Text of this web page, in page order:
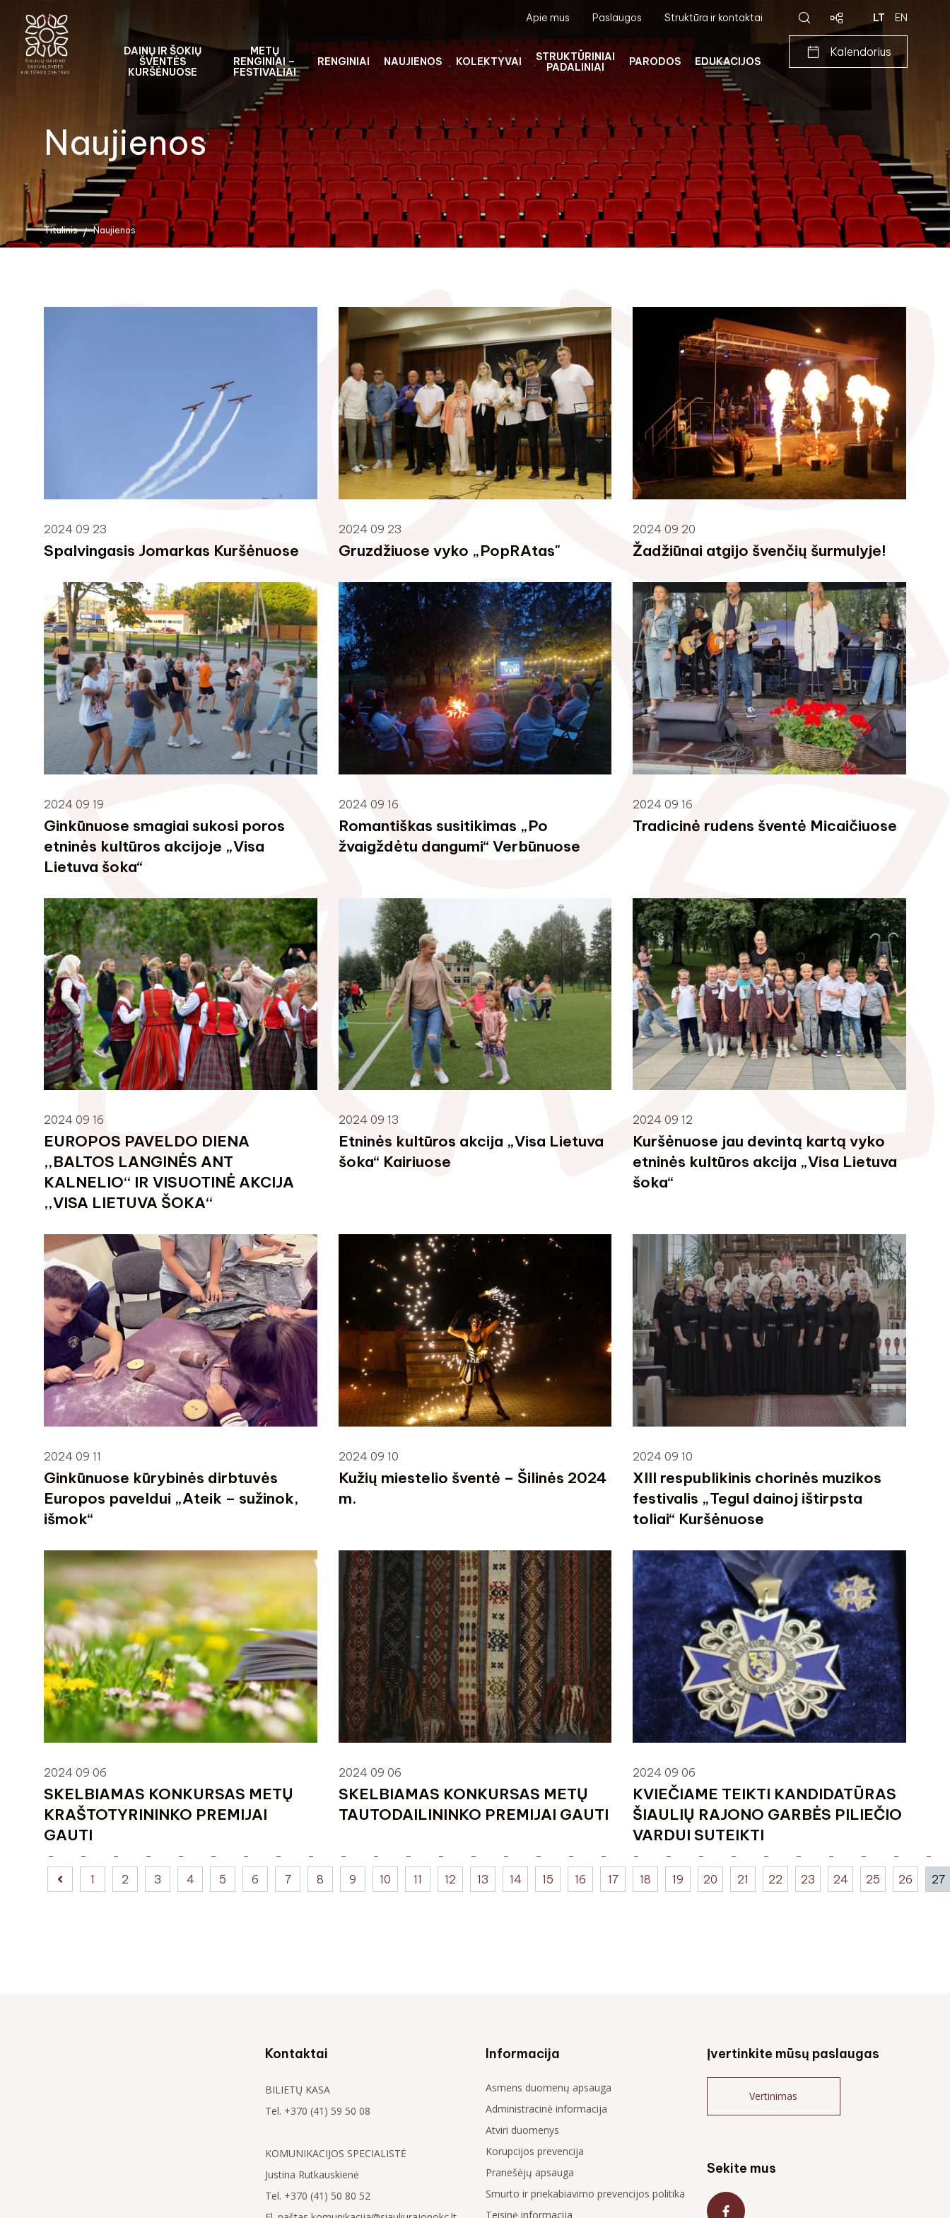
Apie mus Paslaugos Struktūra ir kontaktai LT EN
DAINŲ IR ŠOKIŲ
ŠVENTĖS
KURŠĖNUOSE
METŲ
RENGINIAI –
FESTIVALIAI
RENGINIAI NAUJIENOS KOLEKTYVAI
STRUKTŪRINIAI
PADALINIAI
PARODOS EDUKACIJOS
Kalendorius
Naujienos
Titulinis Naujienos
2024 09 23
Spalvingasis Jomarkas Kuršėnuose
2024 09 23
Gruzdžiuose vyko „PopRAtas"
2024 09 20
Žadžiūnai atgijo švenčių šurmulyje!
2024 09 19
Ginkūnuose smagiai sukosi poros
etninės kultūros akcijoje „Visa
Lietuva šoka“
2024 09 16
Romantiškas susitikimas „Po
žvaigždėtu dangumi“ Verbūnuose
2024 09 16
Tradicinė rudens šventė Micaičiuose
2024 09 16
EUROPOS PAVELDO DIENA
,,BALTOS LANGINĖS ANT
KALNELIO‘‘ IR VISUOTINĖ AKCIJA
,,VISA LIETUVA ŠOKA‘‘
2024 09 13
Etninės kultūros akcija „Visa Lietuva
šoka“ Kairiuose
2024 09 12
Kuršėnuose jau devintą kartą vyko
etninės kultūros akcija „Visa Lietuva
šoka“
2024 09 11
Ginkūnuose kūrybinės dirbtuvės
Europos paveldui „Ateik – sužinok,
išmok“
2024 09 10
Kužių miestelio šventė – Šilinės 2024
m.
2024 09 10
XIII respublikinis chorinės muzikos
festivalis „Tegul dainoj ištirpsta
toliai“ Kuršėnuose
2024 09 06
SKELBIAMAS KONKURSAS METŲ
KRAŠTOTYRININKO PREMIJAI
GAUTI
2024 09 06
SKELBIAMAS KONKURSAS METŲ
TAUTODAILININKO PREMIJAI GAUTI
2024 09 06
KVIEČIAME TEIKTI KANDIDATŪRAS
ŠIAULIŲ RAJONO GARBĖS PILIEČIO
VARDUI SUTEIKTI
1 2 3 4 5 6 7 8 9 10 11 12 13 14 15 16 17 18 19 20 21 22 23 24 25 26 27
Kontaktai
BILIETŲ KASA
Tel. +370 (41) 59 50 08
KOMUNIKACIJOS SPECIALISTĖ
Justina Rutkauskienė
Tel. +370 (41) 50 80 52
Informacija
Asmens duomenų apsauga
Administracinė informacija
Atviri duomenys
Korupcijos prevencija
Pranešėjų apsauga
Smurto ir priekabiavimo prevencijos politika
Teisinė informacija
Įvertinkite mūsų paslaugas
Vertinimas
Sekite mus